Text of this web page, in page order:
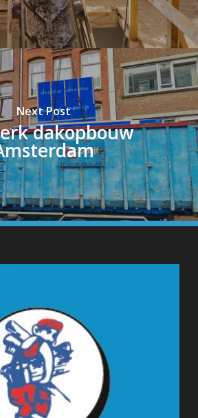
Next Post
dakopbouw